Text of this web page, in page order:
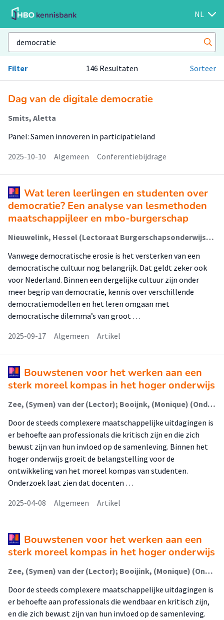
NL
Filter 146 Resultaten Sorteer
Dag van de digitale democratie
Smits, Aletta
Panel: Samen innoveren in participatieland
2025-10-10
Algemeen Conferentiebijdrage
Wat leren leerlingen en studenten over
democratie? Een analyse van lesmethoden
maatschappijleer en mbo-burgerschap
Nieuwelink, Hessel (Lectoraat Burgerschapsonderwijs); Teegelbeckers, Jip (Faculteit Onderwijs En Opvoeding (Foo)); Biçer, Ersin; El Jafoufi, Yassin; Längin, Verena; Tütmez, Fabian; Schilder, Conrad
Vanwege democratische erosie is het versterken van een
democratische cultuur nog belangrijk. Dat geldt zeker ook
voor Nederland. Binnen een dergelijke cultuur zijn onder
meer begrip van democratie, kennis over verschillende
democratiemodellen en het leren omgaan met
democratische dilemma’s van groot …
2025-09-17
Algemeen Artikel
Bouwstenen voor het werken aan een
sterk moreel kompas in het hoger onderwijs
Zee, (Symen) van der (Lector); Booijnk, (Monique) (Onderzoeker); Slingerland, (Willeke) (Lector); Leeuw, (Renske) de (Onderzoeker); Tolkamp, (Jory) (Lid Lectoraat)
Door de steeds complexere maatschappelijke uitdagingen is
er behoefte aan professionals die kritisch zijn en die zich
bewust zijn van hun invloed op de samenleving. Binnen het
hoger onderwijs groeit de belangstelling voor de
ontwikkeling van het moreel kompas van studenten.
Onderzoek laat zien dat docenten …
2025-04-08
Algemeen Artikel
Bouwstenen voor het werken aan een
sterk moreel kompas in het hoger onderwijs
Zee, (Symen) van der (Lector); Booijink, (Monique) (Onderzoeker); Slingerland, (Willeke) (Lector); Leeuw, (Renske) de (Onderzoeker)
Door de steeds complexere maatschappelijke uitdagingen is
er behoefte aan professionals die wendbaar en kritisch zijn,
en die zich bewust zijn van hun invloed op de samenleving.